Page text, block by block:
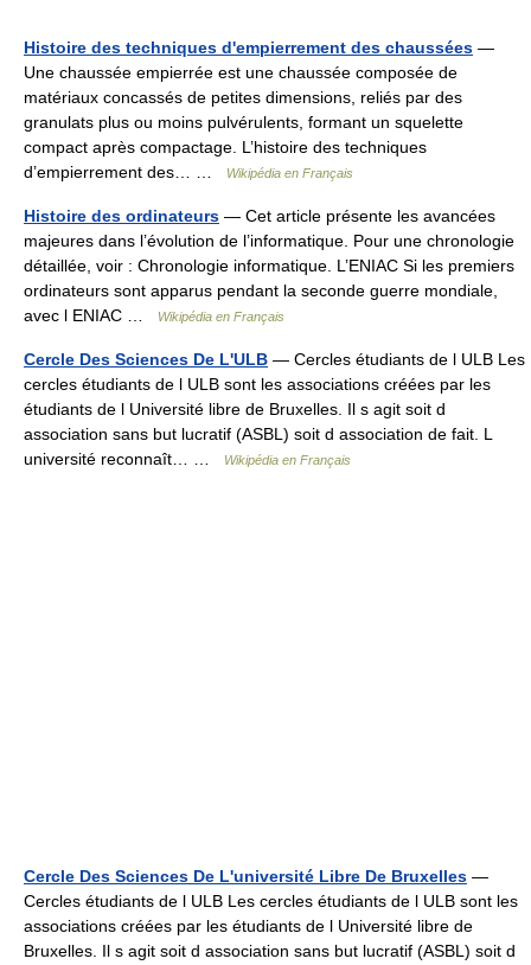
Histoire des techniques d'empierrement des chaussées —
Une chaussée empierrée est une chaussée composée de
matériaux concassés de petites dimensions, reliés par des
granulats plus ou moins pulvérulents, formant un squelette
compact après compactage. L’histoire des techniques
d’empierrement des… …
Wikipédia en Français
Histoire des ordinateurs — Cet article présente les avancées
majeures dans l’évolution de l’informatique. Pour une chronologie
détaillée, voir : Chronologie informatique. L’ENIAC Si les premiers
ordinateurs sont apparus pendant la seconde guerre mondiale,
avec l ENIAC …
Wikipédia en Français
Cercle Des Sciences De L'ULB — Cercles étudiants de l ULB Les
cercles étudiants de l ULB sont les associations créées par les
étudiants de l Université libre de Bruxelles. Il s agit soit d
association sans but lucratif (ASBL) soit d association de fait. L
université reconnaît… …
Wikipédia en Français
Cercle Des Sciences De L'université Libre De Bruxelles —
Cercles étudiants de l ULB Les cercles étudiants de l ULB sont les
associations créées par les étudiants de l Université libre de
Bruxelles. Il s agit soit d association sans but lucratif (ASBL) soit d